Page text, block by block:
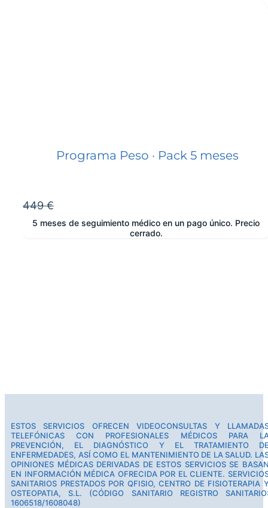
Programa Peso · Pack 5 meses
449 €
5 meses de seguimiento médico en un pago único. Precio
cerrado.
ESTOS SERVICIOS OFRECEN VIDEOCONSULTAS Y
TELEFÓNICAS CON PROFESIONALES MÉDICOS PARA
PREVENCIÓN, EL DIAGNÓSTICO Y EL TRATAMIENTO
ENFERMEDADES, ASÍ COMO EL MANTENIMIENTO DE LA SALUD.
OPINIONES MÉDICAS DERIVADAS DE ESTOS SERVICIOS SE
EN INFORMACIÓN MÉDICA OFRECIDA POR EL CLIENTE.
SANITARIOS PRESTADOS POR QFISIO, CENTRO DE FISIOTERAPIA
OSTEOPATIA, S.L. (CÓDIGO SANITARIO REGISTRO
1606518/1608048)